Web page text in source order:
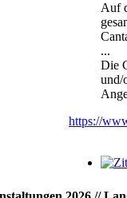
Auf
...
Die
und/
https://